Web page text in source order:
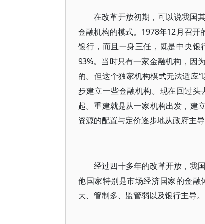
在改革开放初期，可以说我国
金融机构的模式。1978年12月召开
银行，而且一身三任，既是中央
93%。当时只有一家金融机构，因
的。但这个独家机构模式无法适应
步建立一些金融机构。现在回过
起。重建就是从一家机构出发，建
资源的配置与定价逐步地从政府主导
经过四十多年的改革开放，我
他国家特别是市场经济国家的金
大、管制多、监管弱以及银行主导。